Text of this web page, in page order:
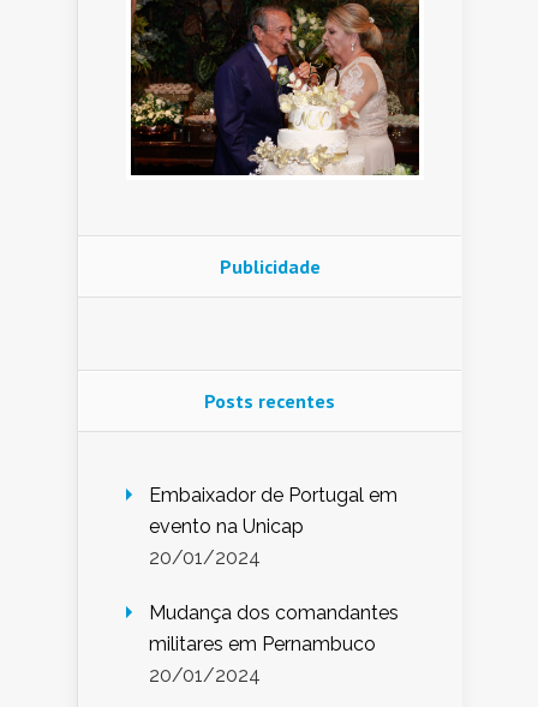
Publicidade
Posts recentes
Embaixador de Portugal em
evento na Unicap
20/01/2024
Mudança dos comandantes
militares em Pernambuco
20/01/2024